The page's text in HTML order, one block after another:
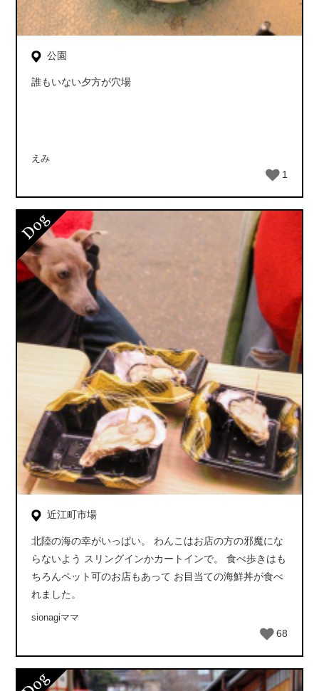
公園
誰もいない夕方が穴場
えみ
1
近江町市場
北陸の海の幸がいっぱい。 わんこはお店の方の邪魔にな
らないよう スリングインかカートインで。 食べ歩きはも
ちろんペット可のお店もあって お目当ての海鮮丼が食べ
れました。
sionagiママ
68